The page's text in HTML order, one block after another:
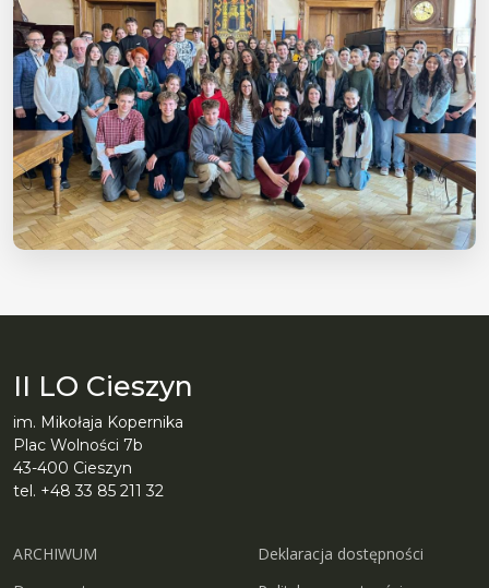
II LO Cieszyn
im. Mikołaja Kopernika
Plac Wolności 7b
43-400 Cieszyn
tel. +48 33 85 211 32
ARCHIWUM
Deklaracja dostępności